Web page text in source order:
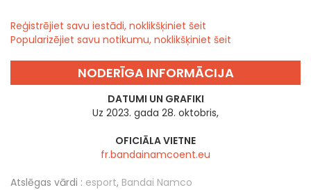
Reģistrējiet savu iestādi, noklikšķiniet šeit
Popularizējiet savu notikumu, noklikšķiniet šeit
NODERĪGA INFORMĀCIJA
DATUMI UN GRAFIKI
Uz 2023. gada 28. oktobris,
OFICIĀLA VIETNE
fr.bandainamcoent.eu
Atslēgas vārdi : esport, Bandai Namco